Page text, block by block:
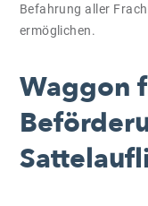
Befahrung aller
ermöglichen.
Waggon